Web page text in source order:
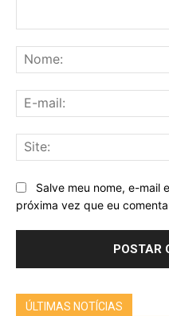
Salve meu nome, e-mail
próxima vez que eu
ÚLTIMAS NOTÍCIAS